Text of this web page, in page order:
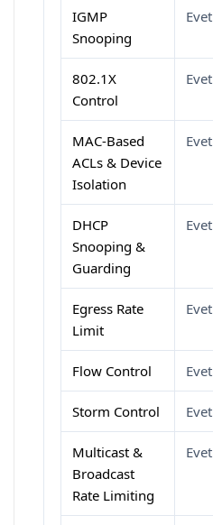
IGMP
Snooping
Evet
802.1X
Control
Evet
MAC-Based
ACLs & Device
Isolation
Evet
DHCP
Snooping &
Guarding
Evet
Egress Rate
Limit
Evet
Flow Control Evet
Storm Control Evet
Multicast &
Broadcast
Rate Limiting
Evet